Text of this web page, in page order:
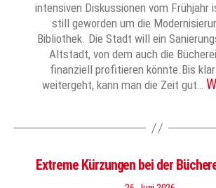
intensiven Diskussionen vom Frühjahr
still geworden um die
Bibliothek. Die Stadt will ein
Altstadt, von dem auch die
finanziell profitieren könnte.Bis
weitergeht, kann man die Zeit gut…
Extreme Kürzungen bei der